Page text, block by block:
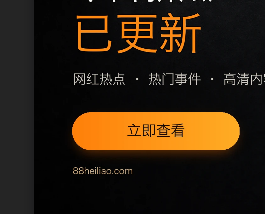
稳定标题、明确描述和本地主题图，避免只堆关键
自然的内链关系。图片说明统一绑定站点主关键词
栏目内容归集
别一致主题。后续每日采集时，建议继续执行远程
面，应通过不同角度补充事件背景、访问场景、相
sitemap 入口，保证重要页面点击深度尽量控制在
读、移动端打开时图片和摘要是否一致。每次新增
索引擎理解，也能让真实用户顺着